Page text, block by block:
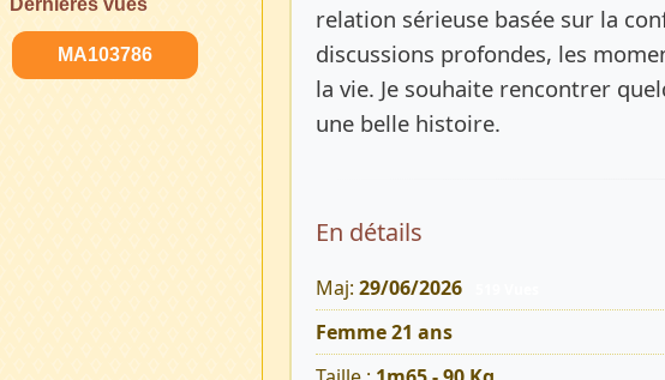
MA103786
relation sérieuse basée sur la
discussions profondes, les
la vie. Je souhaite rencontrer
une belle histoire.
En détails
Maj: 29/06/2026
Femme 21 ans